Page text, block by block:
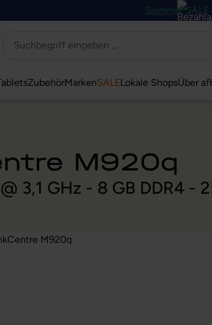
Summer SALE
ZubehörMarkenSALELokale ShopsÜber
M920q
3,1 GHz - 8 GB DDR4 -